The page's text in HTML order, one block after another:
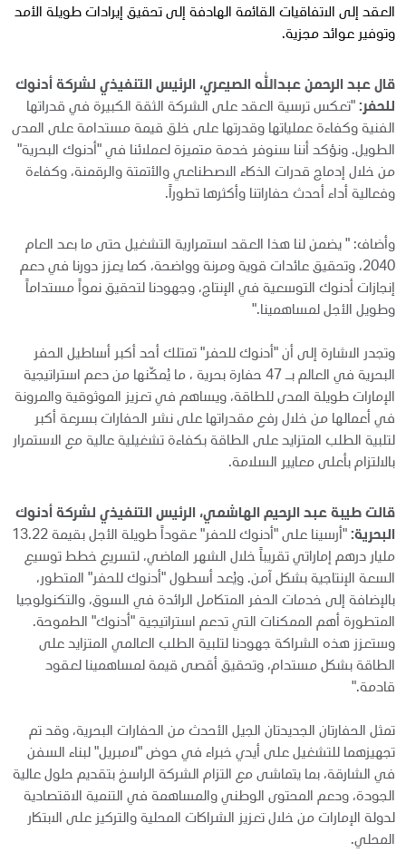
العقد إلى الاتفاقيات القائمة الهادفة إلى تحقيق إيرادات طويلة الأمد
وتوفير عوائد مجزية.
قال عبد الرحمن عبدالله الصيعري، الرئيس التنفيذي لشركة أدنوك
للحفر: "تعكس ترسية العقد على الشركة الثقة الكبيرة في قدراتها
الفنية وكفاءة عملياتها وقدرتها على خلق قيمة مستدامة على المدى
الطويل. ونؤكد أننا سنوفر خدمة متميزة لعملائنا في "أدنوك البحرية"
من خلال إدماج قدرات الذكاء الاصطناعي والأتمتة والرقمنة، وكفاءة
وفعالية أداء أحدث حفاراتنا وأكثرها تطوراً.
وأضاف: " يضمن لنا هذا العقد استمرارية التشغيل حتى ما بعد العام
2040، وتحقيق عائدات قوية ومرنة وواضحة، كما يعزز دورنا في دعم
إنجازات أدنوك التوسعية في الإنتاج، وجهودنا لتحقيق نمواً مستداماً
وطويل الأجل لمساهمينا."
وتجدر الاشارة إلى أن "أدنوك للحفر" تمتلك أحد أكبر أساطيل الحفر
البحرية في العالم بـ 47 حفارة بحرية ، ما يُمكّنها من دعم استراتيجية
الإمارات طويلة المدى للطاقة، ويساهم في تعزيز الموثوقية والمرونة
في أعمالها من خلال رفع مقدراتها على نشر الحفارات بسرعة أكبر
لتلبية الطلب المتزايد على الطاقة بكفاءة تشغيلية عالية مع الاستمرار
بالالتزام بأعلى معايير السلامة.
قالت طيبة عبد الرحيم الهاشمي، الرئيس التنفيذي لشركة أدنوك
البحرية:
"أرسينا على "أدنوك للحفر" عقوداً طويلة الأجل بقيمة 13.22
مليار درهم إماراتي تقريباً خلال الشهر الماضي، لتسريع خطط توسيع
السعة الإنتاجية بشكل آمن. ويُعد أسطول "أدنوك للحفر" المتطور،
بالإضافة إلى خدمات الحفر المتكامل الرائدة في السوق، والتكنولوجيا
المتطورة أهم الممكنات التي تدعم استراتيجية "أدنوك" الطموحة.
وستعزز هذه الشراكة جهودنا لتلبية الطلب العالمي المتزايد على
الطاقة بشكل مستدام، وتحقيق أقصى قيمة لمساهمينا لعقود
قادمة."
تمثل الحفارتان الجديدتان الجيل الأحدث من الحفارات البحرية، وقد تم
تجهيزهما للتشغيل على أيدي خبراء في حوض "لامبريل" لبناء السفن
في الشارقة، بما يتماشى مع التزام الشركة الراسخ بتقديم حلول عالية
الجودة، ودعم المحتوى الوطني والمساهمة في التنمية الاقتصادية
لدولة الإمارات من خلال تعزيز الشراكات المحلية والتركيز على الابتكار
المحلي.